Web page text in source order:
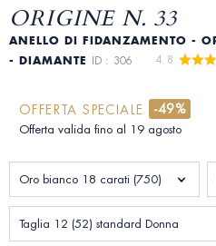
ORIGINE N. 33
ANELLO DI FIDANZAMENTO -
- DIAMANTE ID : 306 4.8
OFFERTA SPECIALE -49%
Offerta valida fino al 19 agosto
Oro bianco 18 carati (750)
Taglia 12 (52) standard Donna